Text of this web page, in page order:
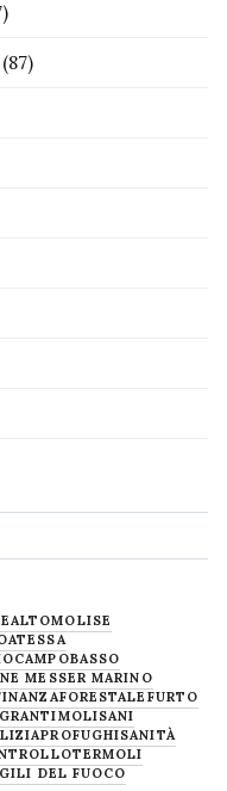
ALTOMOLISE
ATESSA
CAMPOBASSO
MESSER MARINO
FORESTALE FURTO
MOLISANI
PROFUGHISANITÀ
TERMOLI
DEL FUOCO